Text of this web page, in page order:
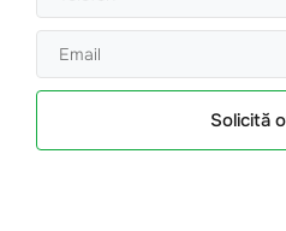
Solicită